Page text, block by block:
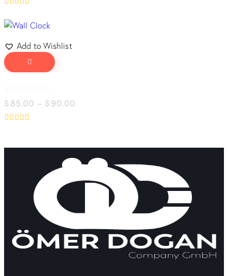
mit
5.00
Add to Wishlist
$85.00 – $90.00